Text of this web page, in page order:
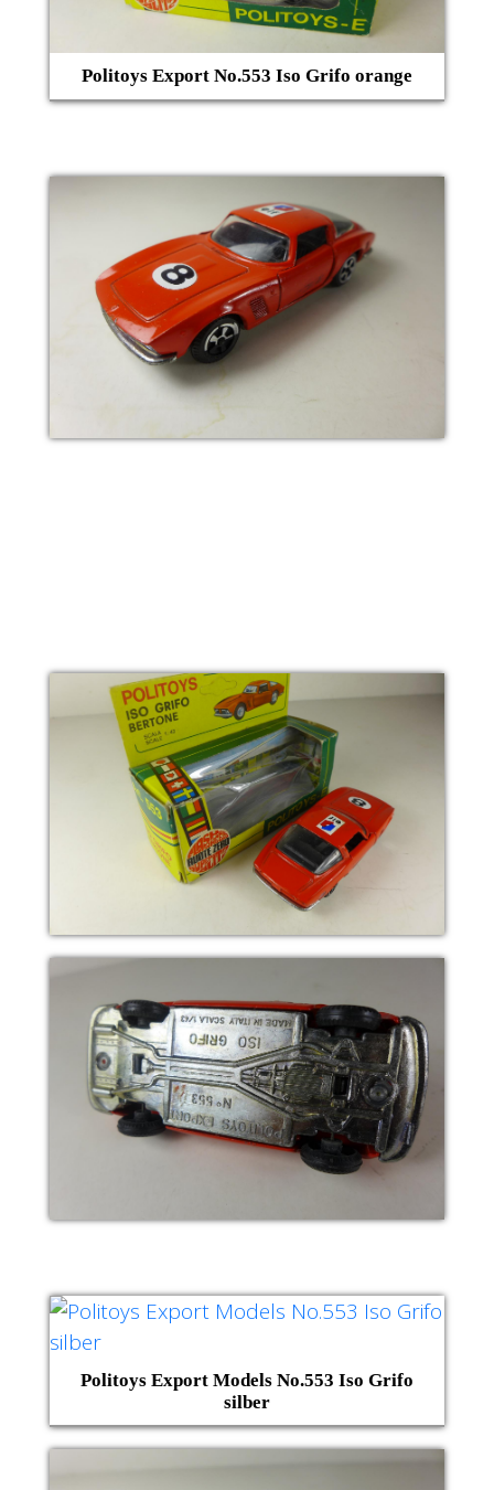
Politoys Export No.553 Iso Grifo orange
Politoys Export Models No.553 Iso Grifo
silber